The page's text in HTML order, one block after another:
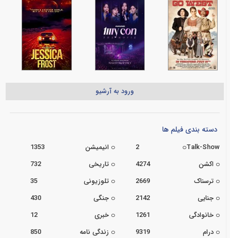
ورود به آرشیو
دسته بندی فیلم ها
Talk-Show
2 انیمیشن
1353
اکشن
4274 تاریخی
732
ترسناک
2669 تلوزیونی
35
جنایی
2142 جنگی
430
خانوادگی
1261 خبری
12
درام
9319 زندگی نامه
850